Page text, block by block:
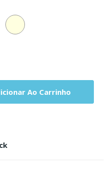
Salmao
Ao Carrinho